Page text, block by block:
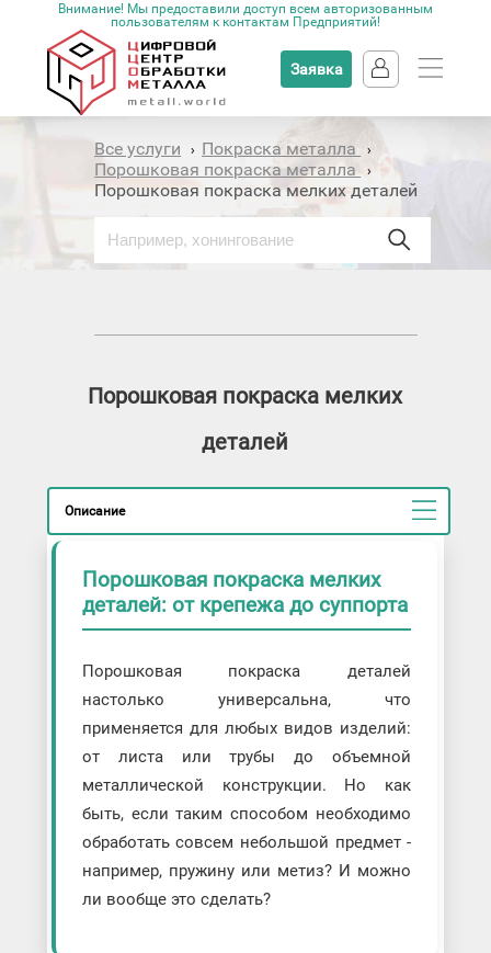
Внимание! Мы предоставили доступ всем авторизованным
пользователям к контактам Предприятий!
Заявка
Все услуги › Покраска металла ›
Порошковая покраска металла ›
Порошковая покраска мелких деталей
Порошковая покраска мелких
деталей
Описание
Порошковая покраска мелких
деталей: от крепежа до суппорта
Порошковая покраска деталей
настолько универсальна, что
применяется для любых видов изделий:
от листа или трубы до объемной
металлической конструкции. Но как
быть, если таким способом необходимо
обработать совсем небольшой предмет -
например, пружину или метиз? И можно
ли вообще это сделать?